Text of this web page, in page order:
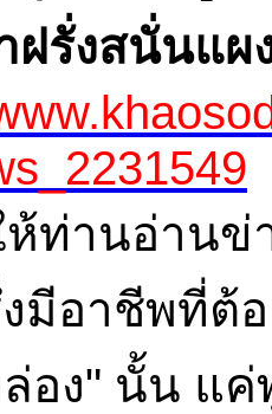
รั่งสนั่นแผ
านอ่านข่า
มีอาชีพที่ต้
อง" นั้น แ